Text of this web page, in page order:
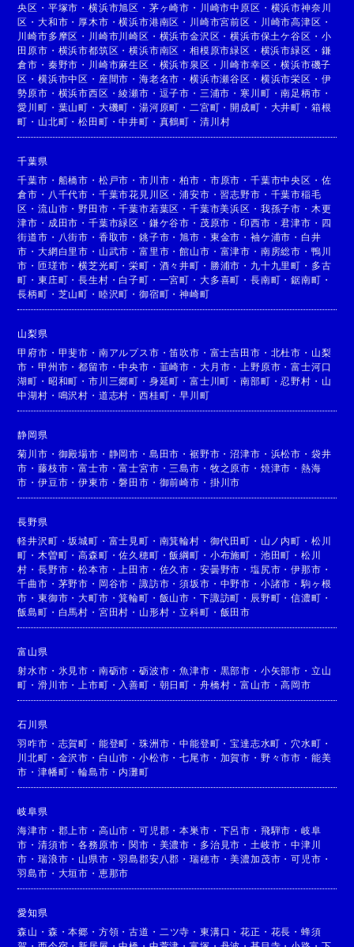
央区 ・ 平塚市 ・横浜市旭区 ・ 茅ヶ崎市 ・ 川崎市中原区 ・ 横浜市神奈川
区 ・大和市 ・ 厚木市 ・横浜市港南区 ・ 川崎市宮前区 ・ 川崎市高津区 ・
川崎市多摩区 ・ 川崎市川崎区 ・ 横浜市金沢区 ・横浜市保土ケ谷区 ・ 小
田原市 ・ 横浜市都筑区 ・横浜市南区 ・相模原市緑区 ・ 横浜市緑区 ・ 鎌
倉市 ・ 秦野市 ・ 川崎市麻生区 ・ 横浜市泉区 ・ 川崎市幸区 ・横浜市磯子
区 ・横浜市中区 ・ 座間市 ・海老名市 ・横浜市瀬谷区 ・ 横浜市栄区 ・ 伊
勢原市 ・ 横浜市西区 ・綾瀬市 ・ 逗子市 ・ 三浦市 ・寒川町 ・南足柄市 ・
愛川町 ・ 葉山町 ・ 大磯町 ・湯河原町 ・ 二宮町 ・開成町 ・ 大井町 ・ 箱根
町 ・ 山北町 ・松田町 ・中井町 ・ 真鶴町 ・ 清川村
千葉県
千葉市 ・ 船橋市 ・ 松戸市 ・市川市 ・柏市 ・ 市原市 ・ 千葉市中央区 ・ 佐
倉市 ・ 八千代市 ・ 千葉市花見川区 ・浦安市 ・習志野市 ・ 千葉市稲毛
区 ・流山市 ・野田市 ・千葉市若葉区 ・千葉市美浜区 ・ 我孫子市 ・ 木更
津市 ・ 成田市 ・千葉市緑区 ・ 鎌ケ谷市 ・ 茂原市 ・印西市 ・君津市 ・ 四
街道市 ・ 八街市 ・ 香取市 ・銚子市 ・旭市 ・ 東金市 ・ 袖ケ浦市 ・ 白井
市 ・大網白里市 ・ 山武市 ・富里市 ・館山市 ・ 富津市 ・ 南房総市 ・ 鴨川
市 ・匝瑳市 ・横芝光町 ・栄町 ・ 酒々井町 ・ 勝浦市 ・ 九十九里町 ・ 多古
町 ・東庄町 ・長生村 ・ 白子町 ・ 一宮町 ・ 大多喜町 ・ 長南町 ・鋸南町 ・
長柄町 ・ 芝山町 ・ 睦沢町 ・御宿町 ・神崎町
山梨県
甲府市 ・ 甲斐市 ・ 南アルプス市 ・笛吹市 ・ 富士吉田市 ・ 北杜市 ・ 山梨
市 ・甲州市 ・都留市 ・中央市 ・ 韮崎市 ・ 大月市 ・ 上野原市 ・富士河口
湖町 ・ 昭和町 ・市川三郷町 ・ 身延町 ・富士川町 ・南部町 ・忍野村 ・ 山
中湖村 ・ 鳴沢村 ・ 道志村 ・西桂町 ・早川町
静岡県
菊川市 ・ 御殿場市 ・ 静岡市 ・ 島田市 ・裾野市 ・沼津市 ・ 浜松市 ・ 袋井
市 ・藤枝市 ・富士市 ・富士宮市 ・ 三島市 ・ 牧之原市 ・ 焼津市 ・ 熱海
市 ・伊豆市 ・伊東市 ・磐田市 ・ 御前崎市 ・ 掛川市
長野県
軽井沢町 ・坂城町 ・ 富士見町 ・ 南箕輪村 ・ 御代田町 ・ 山ノ内町 ・ 松川
町 ・ 木曽町 ・高森町 ・佐久穂町 ・飯綱町 ・ 小布施町 ・ 池田町 ・ 松川
村 ・長野市 ・松本市 ・ 上田市 ・ 佐久市 ・ 安曇野市 ・ 塩尻市 ・伊那市 ・
千曲市 ・ 茅野市 ・ 岡谷市 ・諏訪市 ・須坂市 ・ 中野市 ・ 小諸市 ・ 駒ヶ根
市 ・東御市 ・大町市 ・箕輪町 ・ 飯山市 ・ 下諏訪町 ・ 辰野町 ・信濃町 ・
飯島町 ・ 白馬村 ・ 宮田村 ・ 山形村 ・立科町 ・ 飯田市
富山県
射水市 ・ 氷見市 ・ 南砺市 ・砺波市 ・魚津市 ・ 黒部市 ・ 小矢部市 ・ 立山
町 ・滑川市 ・ 上市町 ・ 入善町 ・ 朝日町 ・ 舟橋村 ・富山市 ・高岡市
石川県
羽咋市 ・ 志賀町 ・ 能登町 ・珠洲市 ・中能登町 ・宝達志水町 ・ 穴水町 ・
川北町 ・ 金沢市 ・ 白山市 ・小松市 ・七尾市 ・ 加賀市 ・ 野々市市 ・ 能美
市 ・津幡町 ・輪島市 ・ 内灘町
岐阜県
海津市 ・ 郡上市 ・ 高山市 ・可児郡 ・本巣市 ・ 下呂市 ・ 飛騨市 ・ 岐阜
市 ・清須市 ・各務原市 ・関市 ・ 美濃市 ・ 多治見市 ・ 土岐市 ・中津川
市 ・瑞浪市 ・ 山県市 ・羽島郡安八郡 ・瑞穂市 ・美濃加茂市 ・可児市 ・
羽島市 ・ 大垣市 ・ 恵那市
愛知県
森山 ・ 森 ・本郷 ・ 方領 ・古道 ・ 二ツ寺 ・ 東溝口 ・花正 ・ 花長 ・ 蜂須